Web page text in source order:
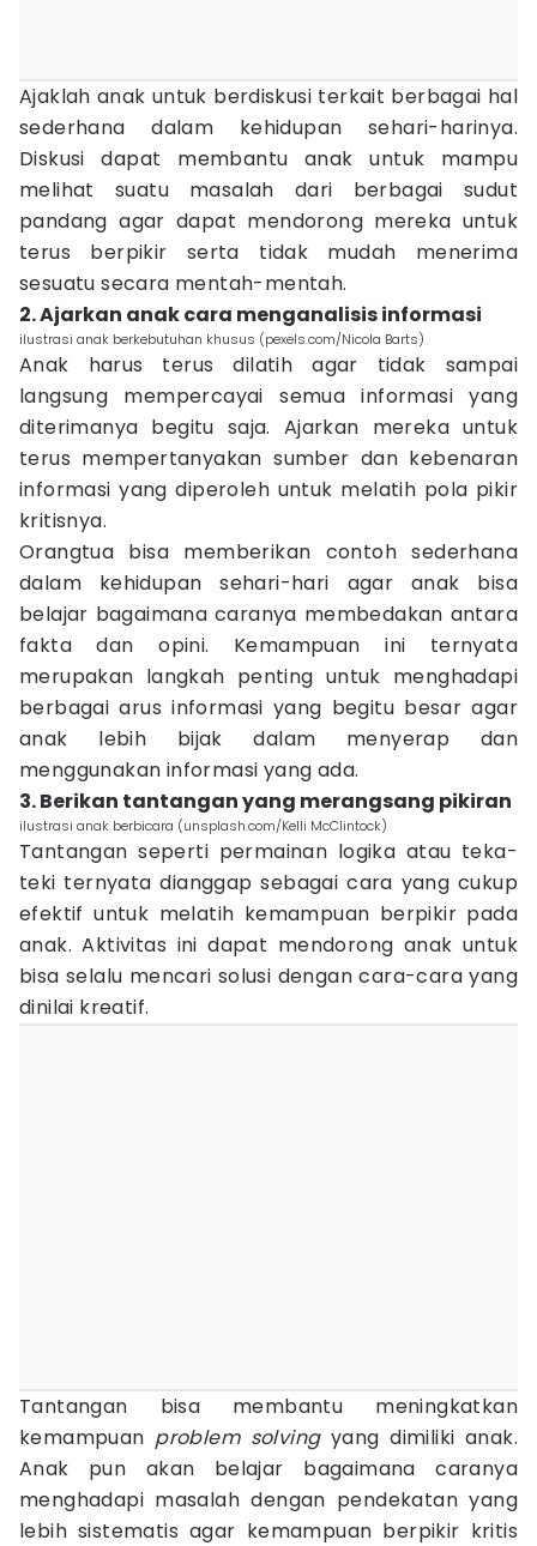
Ajaklah anak untuk berdiskusi terkait berbagai hal
sederhana dalam kehidupan sehari-harinya.
Diskusi dapat membantu anak untuk mampu
melihat suatu masalah dari berbagai sudut
pandang agar dapat mendorong mereka untuk
terus berpikir serta tidak mudah menerima
sesuatu secara mentah-mentah.
2. Ajarkan anak cara menganalisis informasi
ilustrasi anak berkebutuhan khusus (pexels.com/Nicola Barts)
Anak harus terus dilatih agar tidak sampai
langsung mempercayai semua informasi yang
diterimanya begitu saja. Ajarkan mereka untuk
terus mempertanyakan sumber dan kebenaran
informasi yang diperoleh untuk melatih pola pikir
kritisnya.
Orangtua bisa memberikan contoh sederhana
dalam kehidupan sehari-hari agar anak bisa
belajar bagaimana caranya membedakan antara
fakta dan opini. Kemampuan ini ternyata
merupakan langkah penting untuk menghadapi
berbagai arus informasi yang begitu besar agar
anak lebih bijak dalam menyerap dan
menggunakan informasi yang ada.
3. Berikan tantangan yang merangsang pikiran
ilustrasi anak berbicara (unsplash.com/Kelli McClintock)
Tantangan seperti permainan logika atau teka-
teki ternyata dianggap sebagai cara yang cukup
efektif untuk melatih kemampuan berpikir pada
anak. Aktivitas ini dapat mendorong anak untuk
bisa selalu mencari solusi dengan cara-cara yang
dinilai kreatif.
Tantangan bisa membantu meningkatkan
kemampuan problem solvingyang dimiliki anak.
Anak pun akan belajar bagaimana caranya
menghadapi masalah dengan pendekatan yang
lebih sistematis agar kemampuan berpikir kritis